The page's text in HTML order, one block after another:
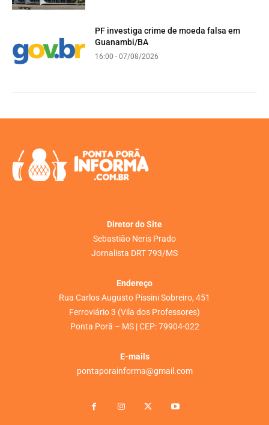
PF investiga crime de moeda falsa em
Guanambi/BA
16:00 - 07/08/2026
Diretor do Site
Sebastião Neris Prado
Jornalista DRT 793/MS
Endereço
Rua Carlos Augusto Pissini Sobreiro, 451
Ferroviário 3 (Vila dos Professores)
Ponta Porã – MS | CEP: 79904-022
E-mails
pontaporainforma@gmail.com